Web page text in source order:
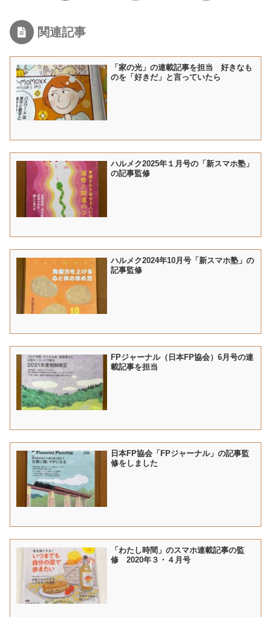
関連記事
「家の光」の連載記事を担当 好きなも
のを「好きだ」と言っていたら
ハルメク2025年１月号の「新スマホ塾」
の記事監修
ハルメク2024年10月号「新スマホ塾」の
記事監修
FPジャーナル（日本FP協会）6月号の連
載記事を担当
日本FP協会「FPジャーナル」の記事監
修をしました
「わたし時間」のスマホ連載記事の監
修 2020年３・４月号